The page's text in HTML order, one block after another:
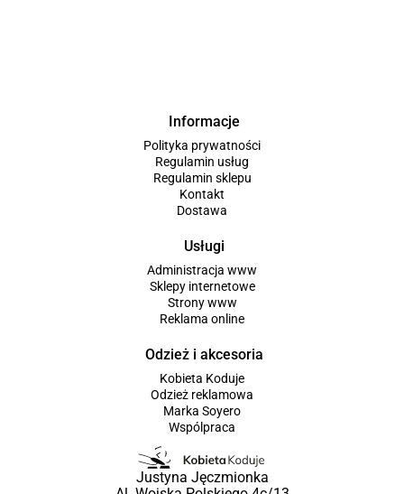
Informacje
Polityka prywatności
Regulamin usług
Regulamin sklepu
Kontakt
Dostawa
Usługi
Administracja www
Sklepy internetowe
Strony www
Reklama online
Odzież i akcesoria
Kobieta Koduje
Odzież reklamowa
Marka Soyero
Wspólpraca
Justyna Jęczmionka